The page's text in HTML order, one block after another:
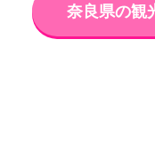
奈良県の観